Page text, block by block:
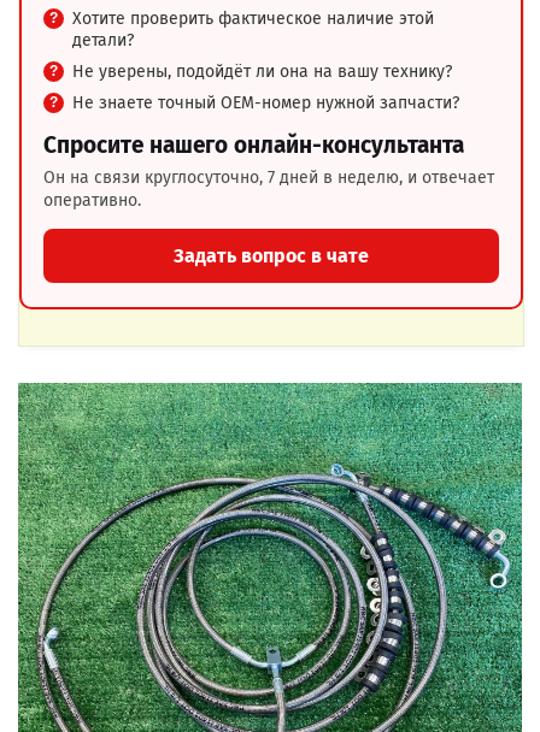
Хотите проверить фактическое наличие этой
детали?
Не уверены, подойдёт ли она на вашу технику?
Не знаете точный OEM-номер нужной запчасти?
Спросите нашего онлайн-консультанта
Он на связи круглосуточно, 7 дней в неделю, и отвечает
оперативно.
Задать вопрос в чате